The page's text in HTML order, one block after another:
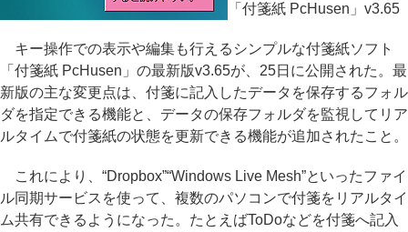
「付箋紙 PcHusen」v3.65
キー操作での表示や編集も行えるシンプルな付箋紙ソフト
「付箋紙 PcHusen」の最新版v3.65が、25日に公開された。最
新版の主な変更点は、付箋に記入したデータを保存するフォル
ダを指定できる機能と、データの保存フォルダを監視してリア
ルタイムで付箋紙の状態を更新できる機能が追加されたこと。
これにより、“Dropbox”“Windows Live Mesh”といったファイ
ル同期サービスを使って、複数のパソコンで付箋をリアルタイ
ム共有できるようになった。たとえばToDoなどを付箋へ記入